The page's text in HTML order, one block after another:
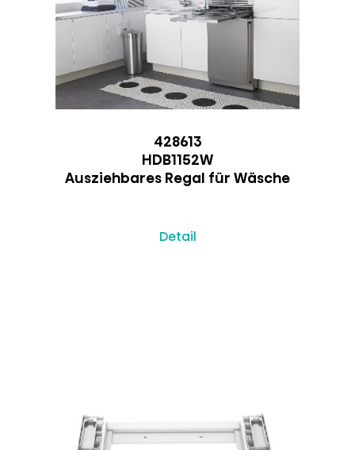
428613
HDB1152W
Ausziehbares Regal für Wäsche
Detail